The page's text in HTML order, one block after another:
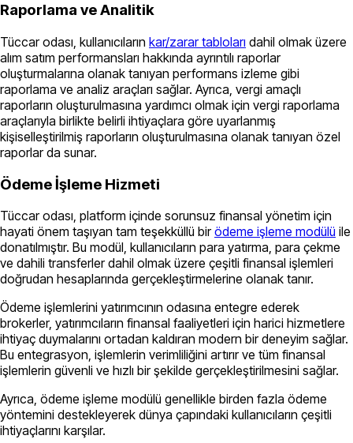
Raporlama ve Analitik
Tüccar odası, kullanıcıların kar/zarar tabloları dahil olmak üzere
alım satım performansları hakkında ayrıntılı raporlar
oluşturmalarına olanak tanıyan performans izleme gibi
raporlama ve analiz araçları sağlar. Ayrıca, vergi amaçlı
raporların oluşturulmasına yardımcı olmak için vergi raporlama
araçlarıyla birlikte belirli ihtiyaçlara göre uyarlanmış
kişiselleştirilmiş raporların oluşturulmasına olanak tanıyan özel
raporlar da sunar.
Ödeme İşleme Hizmeti
Tüccar odası, platform içinde sorunsuz finansal yönetim için
hayati önem taşıyan tam teşekküllü birödeme işleme modülü ile
donatılmıştır. Bu modül, kullanıcıların para yatırma, para çekme
ve dahili transferler dahil olmak üzere çeşitli finansal işlemleri
doğrudan hesaplarında gerçekleştirmelerine olanak tanır.
Ödeme işlemlerini yatırımcının odasına entegre ederek
brokerler, yatırımcıların finansal faaliyetleri için harici hizmetlere
ihtiyaç duymalarını ortadan kaldıran modern bir deneyim sağlar.
Bu entegrasyon, işlemlerin verimliliğini artırır ve tüm finansal
işlemlerin güvenli ve hızlı bir şekilde gerçekleştirilmesini sağlar.
Ayrıca, ödeme işleme modülü genellikle birden fazla ödeme
yöntemini destekleyerek dünya çapındaki kullanıcıların çeşitli
ihtiyaçlarını karşılar.